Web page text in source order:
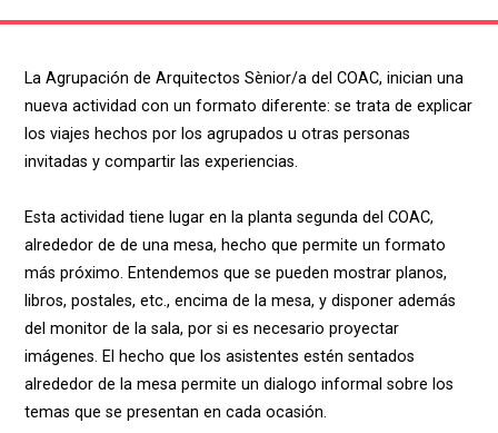
La Agrupación de Arquitectos Sènior/a del COAC, inician una
nueva actividad con un formato diferente: se trata de explicar
los viajes hechos por los agrupados u otras personas
invitadas y compartir las experiencias.
Esta actividad tiene lugar en la planta segunda del COAC,
alrededor de de una mesa, hecho que permite un formato
más próximo. Entendemos que se pueden mostrar planos,
libros, postales, etc., encima de la mesa, y disponer además
del monitor de la sala, por si es necesario proyectar
imágenes. El hecho que los asistentes estén sentados
alrededor de la mesa permite un dialogo informal sobre los
temas que se presentan en cada ocasión.